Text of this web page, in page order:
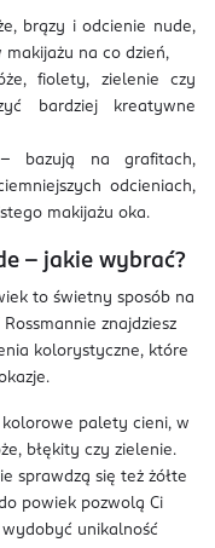
brązy i odcienie nude,
na co dzień,
fiolety, zielenie czy
bardziej kreatywne
bazują na grafitach,
odcieniach,
makijażu oka.
- jakie wybrać?
to świetny sposób na
znajdziesz
kolorystyczne, które
kolorowe palety cieni, w
błękity czy zielenie.
sprawdzą się też żółte
powiek pozwolą Ci
unikalność